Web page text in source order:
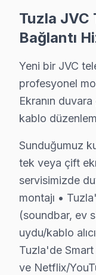
• Tuzla'de
• Tuzla'de
JVC TV İçin
JVC LED
Elektronik Kart
Yazılım
LED ve
» Tuzla ve
Tuzla'de JVC
Tuzla'de JVC
Tuzla JVC
Bağlantı
Yeni bir JVC
profesyonel
Ekranın
kablo
Sunduğumuz
tek veya çift
servisimizde
montajı •
(soundbar, ev
uydu/kablo
Tuzla'de Smart
ve Netflix/